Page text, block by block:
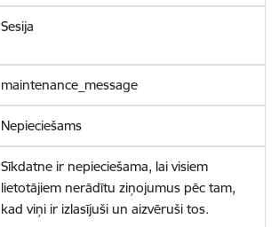
Sesija
maintenance_message
Nepieciešams
Sīkdatne ir nepieciešama, lai visiem
lietotājiem nerādītu ziņojumus pēc tam,
kad viņi ir izlasījuši un aizvēruši tos.